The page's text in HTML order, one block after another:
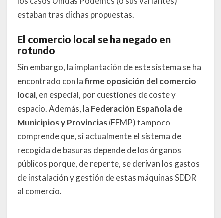
estaban tras dichas propuestas.
El comercio local se ha negado en
rotundo
Sin embargo, la implantación de este sistema se ha
encontrado con lafirme oposición del comercio
local, en especial, por cuestiones de coste y
espacio. Además, la Federación Española de
Municipios y Provincias(FEMP) tampoco
comprende que, si actualmente el sistema de
recogida de basuras depende de los órganos
públicos porque, de repente, se derivan los gastos
de instalación y gestión de estas máquinas SDDR
al comercio.